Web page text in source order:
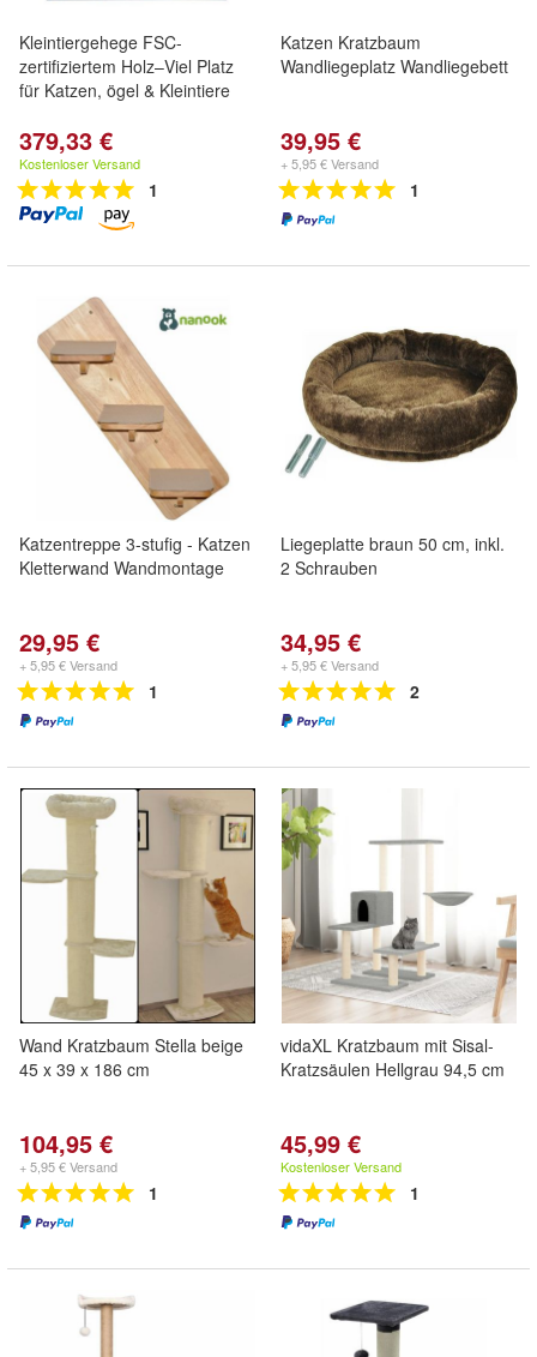
Kleintiergehege FSC-
zertifiziertem Holz–Viel Platz
für Katzen, ögel & Kleintiere
379,33 €
Kostenloser Versand
1
Katzen Kratzbaum
Wandliegeplatz Wandliegebett
39,95 €
+ 5,95 € Versand
1
Katzentreppe 3-stufig - Katzen
Kletterwand Wandmontage
29,95 €
+ 5,95 € Versand
1
Liegeplatte braun 50 cm, inkl.
2 Schrauben
34,95 €
+ 5,95 € Versand
2
Wand Kratzbaum Stella beige
45 x 39 x 186 cm
104,95 €
+ 5,95 € Versand
1
vidaXL Kratzbaum mit Sisal-
Kratzsäulen Hellgrau 94,5 cm
45,99 €
Kostenloser Versand
1